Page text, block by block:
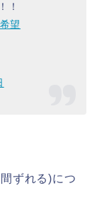
！
望
ずれる)につ